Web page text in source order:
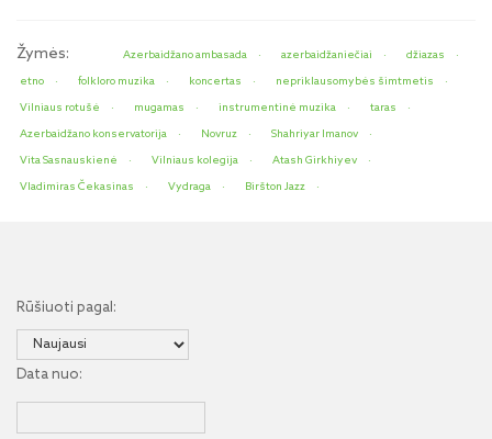
Žymės: Azerbaidžano ambasada azerbaidžaniečiai
džiazas
etno
folkloro muzika koncertas
nepriklausomybės šimtmetis
Vilniaus rotušė
mugamas instrumentinė muzika
taras
Azerbaidžano konservatorija
Novruz
Shahriyar Imanov
Vita Sasnauskienė
Vilniaus kolegija
Atash Girkhiyev
Vladimiras Čekasinas
Vydraga Biršton Jazz
Rūšiuoti pagal:
Data nuo: